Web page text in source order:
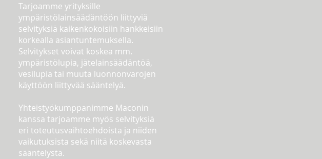
Tarjoamme yrityksille
ympäristölainsäädäntöön liittyviä
selvityksiä kaikenkokoisiin hankkeisiin
korkealla asiantuntemuksella.
Selvitykset voivat koskea mm.
ympäristölupia, jätelainsäädäntöä,
vesilupia tai muuta luonnonvarojen
käyttöön liittyvää sääntelyä.
Yhteistyökumppanimme Maconin
kanssa tarjoamme myös selvityksiä
eri toteutusvaihtoehdoista ja niiden
vaikutuksista sekä niitä koskevasta
sääntelystä.